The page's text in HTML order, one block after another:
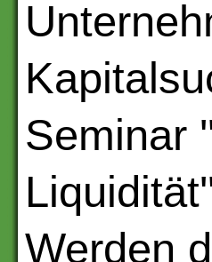
Seminar
Werden